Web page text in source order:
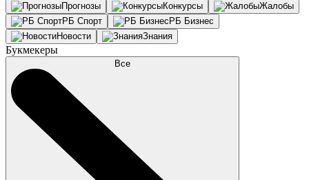
Прогнозы
Конкурсы
Жалобы
РБ Спорт
РБ Бизнес
Новости
Знания
Букмекеры
Все